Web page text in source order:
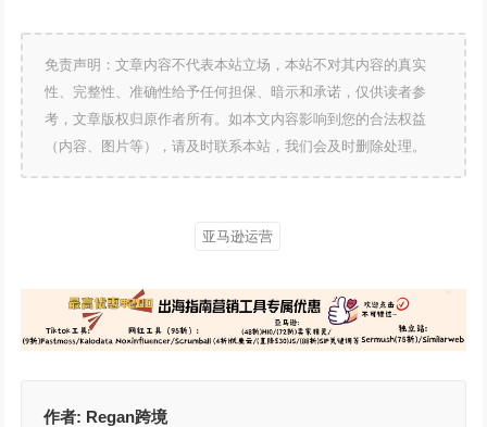
免责声明：文章内容不代表本站立场，本站不对其内容的真实
性、完整性、准确性给予任何担保、暗示和承诺，仅供读者参
考，文章版权归原作者所有。如本文内容影响到您的合法权益
（内容、图片等），请及时联系本站，我们会及时删除处理。
亚马逊运营
作者: Regan跨境